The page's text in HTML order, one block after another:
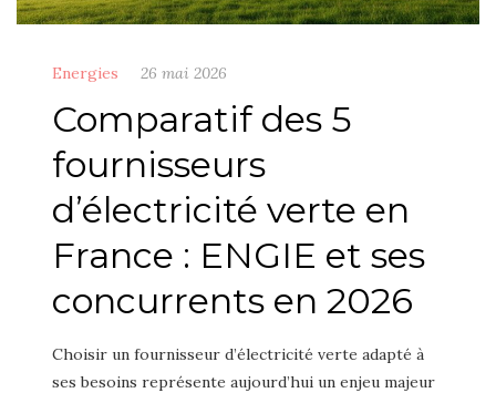
Energies 26 mai 2026
Comparatif des 5
fournisseurs
d’électricité verte en
France : ENGIE et ses
concurrents en 2026
Choisir un fournisseur d’électricité verte adapté à
ses besoins représente aujourd’hui un enjeu majeur